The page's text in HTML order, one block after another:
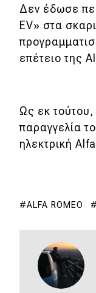
Δεν έδωσε
EV» στα
επέτειο της
Ως εκ τούτου,
παραγγελία
ηλεκτρική
ALFA ROMEO